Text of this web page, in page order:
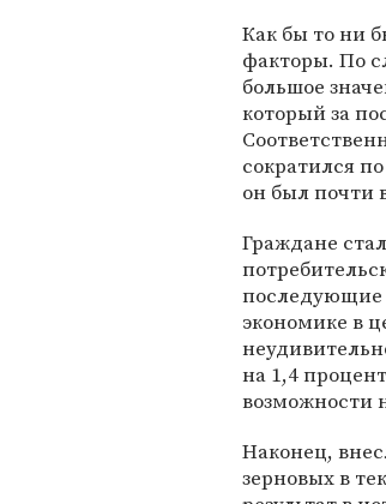
Как бы то ни
факторы. По
большое
который за
сократился
он был почти
Граждане
последующие
экономике в
на 1,4
возможности
Наконец,
зерновых в